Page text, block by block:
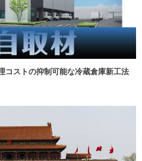
コストの抑制可能な冷蔵倉庫新工法